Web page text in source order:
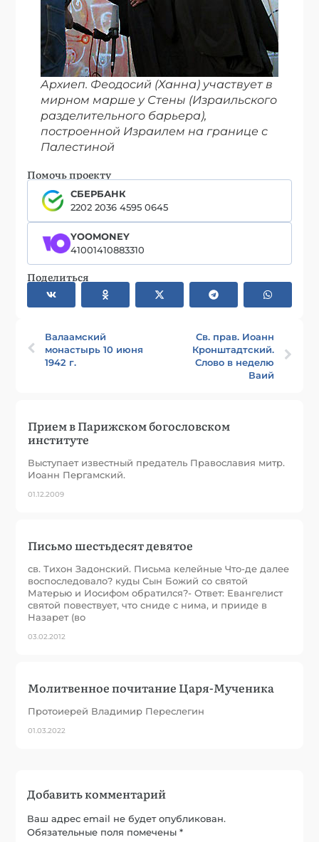
Архиеп. Феодосий (Ханна) участвует в
мирном марше у Стены (Израильского
разделительного барьера),
построенной Израилем на границе с
Палестиной
Помочь проекту
СБЕРБАНК
2202 2036 4595 0645
YOOMONEY
41001410883310
Поделиться
Валаамский
монастырь 10 июня
1942 г.
Св. прав. Иоанн
Кронштадтский.
Слово в неделю
Ваий
Прием в Парижском богословском
институте
Выступает известный предатель Православия митр.
Иоанн Пергамский.
01.12.2009
Письмо шестьдесят девятое
св. Тихон Задонский. Письма келейные Что-де далее
воспоследовало? куды Сын Божий со святой
Матерью и Иосифом обратился?- Ответ: Евангелист
святой повествует, что сниде с нима, и прииде в
Назарет (во
03.02.2012
Молитвенное почитание Царя-Мученика
Протоиерей Владимир Переслегин
01.03.2022
Добавить комментарий
Ваш адрес email не будет опубликован.
Обязательные поля помечены*